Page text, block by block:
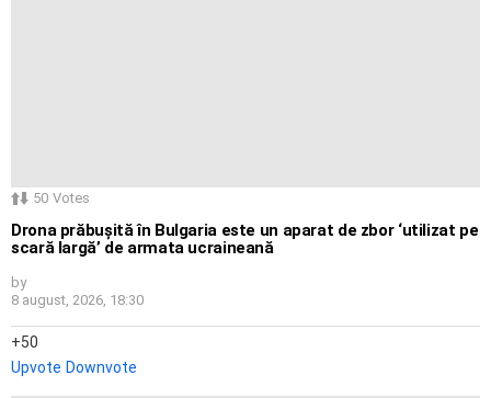
50 Votes
Drona prăbușită în Bulgaria este un aparat de zbor ‘utilizat pe
scară largă’ de armata ucraineană
by
8 august, 2026, 18:30
50
Upvote Downvote